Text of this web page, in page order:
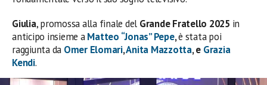
Giulia, promossa alla finale del Grande Fratello 2025 in
anticipo insieme a Matteo “Jonas” Pepe,è stata poi
raggiunta da Omer Elomari,Anita Mazzotta, e Grazia
Kendi.